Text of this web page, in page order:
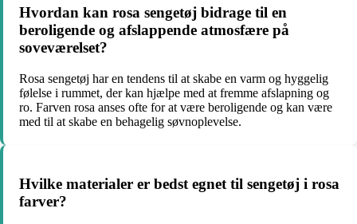
Hvordan kan rosa sengetøj bidrage til en
beroligende og afslappende atmosfære på
soveværelset?
Rosa sengetøj har en tendens til at skabe en varm og hyggelig
følelse i rummet, der kan hjælpe med at fremme afslapning og
ro. Farven rosa anses ofte for at være beroligende og kan være
med til at skabe en behagelig søvnoplevelse.
Hvilke materialer er bedst egnet til sengetøj i rosa
farver?